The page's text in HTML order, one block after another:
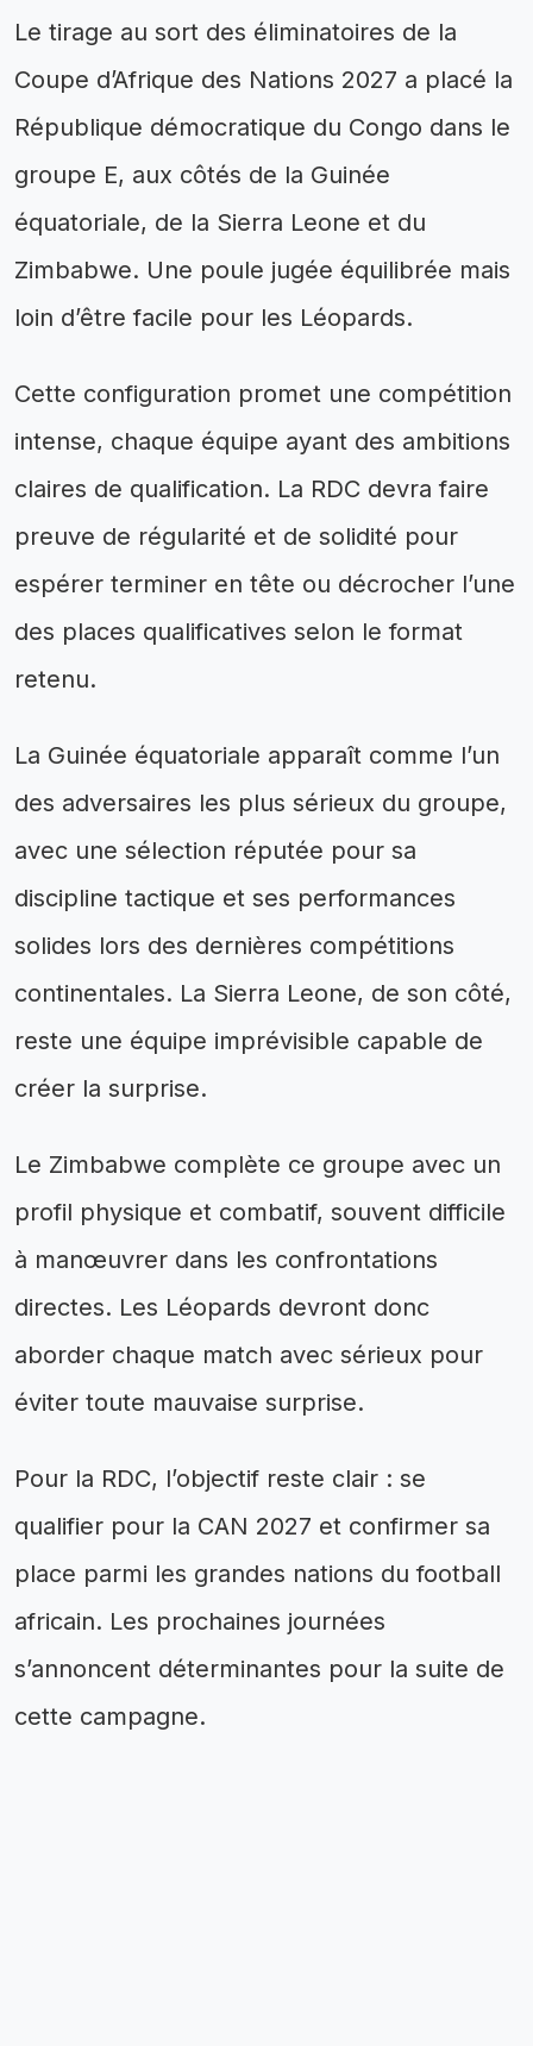
Le tirage au sort des éliminatoires de la
Coupe d’Afrique des Nations 2027 a placé la
République démocratique du Congo dans le
groupe E, aux côtés de la Guinée
équatoriale, de la Sierra Leone et du
Zimbabwe. Une poule jugée équilibrée mais
loin d’être facile pour les Léopards.
Cette configuration promet une compétition
intense, chaque équipe ayant des ambitions
claires de qualification. La RDC devra faire
preuve de régularité et de solidité pour
espérer terminer en tête ou décrocher l’une
des places qualificatives selon le format
retenu.
La Guinée équatoriale apparaît comme l’un
des adversaires les plus sérieux du groupe,
avec une sélection réputée pour sa
discipline tactique et ses performances
solides lors des dernières compétitions
continentales. La Sierra Leone, de son côté,
reste une équipe imprévisible capable de
créer la surprise.
Le Zimbabwe complète ce groupe avec un
profil physique et combatif, souvent difficile
à manœuvrer dans les confrontations
directes. Les Léopards devront donc
aborder chaque match avec sérieux pour
éviter toute mauvaise surprise.
Pour la RDC, l’objectif reste clair : se
qualifier pour la CAN 2027 et confirmer sa
place parmi les grandes nations du football
africain. Les prochaines journées
s’annoncent déterminantes pour la suite de
cette campagne.